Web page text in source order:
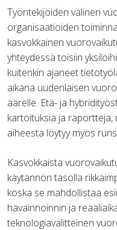
Työntekijöiden välinen
organisaatioiden
kasvokkainen
yhteydessä toisiin
kuitenkin ajaneet
aikana uudenlaisen
äärelle. Etä- ja
kartoituksia ja
aiheesta löytyy myös
Kasvokkaista
käytännön tasolla
koska se mahdollistaa
havainnoinnin ja
teknologiavälitteinen